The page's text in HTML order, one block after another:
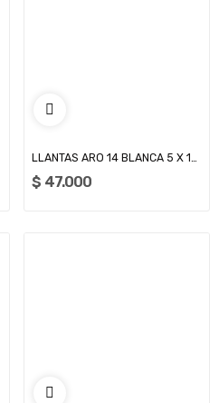
LLANTAS ARO 14 BLANCA 5 X 114 (SM2000E)
$ 47.000